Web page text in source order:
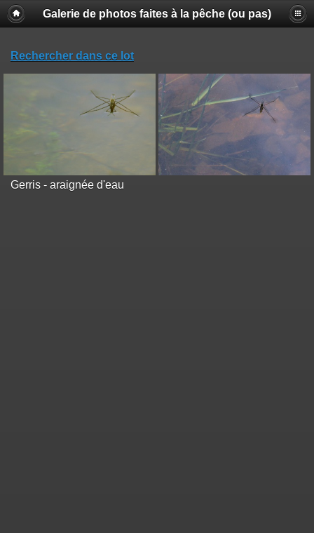
Galerie de photos faites à la pêche (ou pas)
Rechercher dans ce lot
Gerris - araignée d'eau